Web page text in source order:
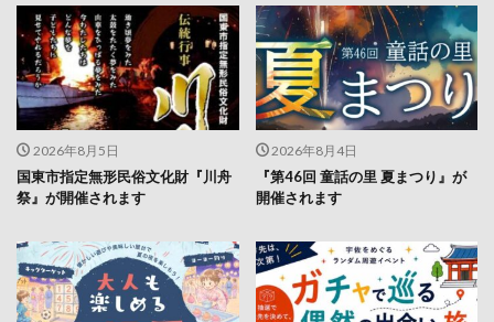
2026年8月5日
国東市指定無形民俗文化財『川舟
祭』が開催されます
2026年8月4日
『第46回 童話の里 夏まつり』が
開催されます